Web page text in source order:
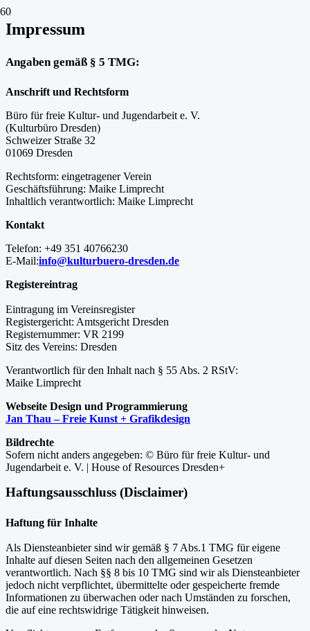
Impressum
Angaben gemäß § 5 TMG:
Anschrift und Rechtsform
Büro für freie Kultur- und Jugendarbeit e. V.
(Kulturbüro Dresden)
Schweizer Straße 32
01069 Dresden
Rechtsform: eingetragener Verein
Geschäftsführung: Maike Limprecht
Inhaltlich verantwortlich: Maike Limprecht
Kontakt
Telefon: +49 351 40766230
E-Mail:info@kulturbuero-dresden.de
Registereintrag
Eintragung im Vereinsregister
Registergericht: Amtsgericht Dresden
Registernummer: VR 2199
Sitz des Vereins: Dresden
Verantwortlich für den Inhalt nach § 55 Abs. 2 RStV:
Maike Limprecht
Webseite Design und Programmierung
Jan Thau – Freie Kunst + Grafikdesign
Bildrechte
Sofern nicht anders angegeben: © Büro für freie Kultur- und
Jugendarbeit e. V. | House of Resources Dresden+
Haftungsausschluss (Disclaimer)
Haftung für Inhalte
Als Diensteanbieter sind wir gemäß § 7 Abs.1 TMG für eigene
Inhalte auf diesen Seiten nach den allgemeinen Gesetzen
verantwortlich. Nach §§ 8 bis 10 TMG sind wir als Diensteanbieter
jedoch nicht verpflichtet, übermittelte oder gespeicherte fremde
Informationen zu überwachen oder nach Umständen zu forschen,
die auf eine rechtswidrige Tätigkeit hinweisen.